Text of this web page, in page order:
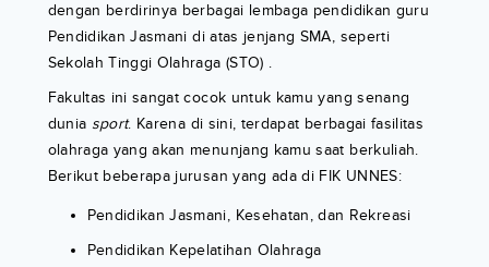
dengan berdirinya berbagai lembaga pendidikan guru
Pendidikan Jasmani di atas jenjang SMA, seperti
Sekolah Tinggi Olahraga (STO) .
Fakultas ini sangat cocok untuk kamu yang senang
dunia sport. Karena di sini, terdapat berbagai fasilitas
olahraga yang akan menunjang kamu saat berkuliah.
Berikut beberapa jurusan yang ada di FIK UNNES:
Pendidikan Jasmani, Kesehatan, dan Rekreasi
Pendidikan Kepelatihan Olahraga